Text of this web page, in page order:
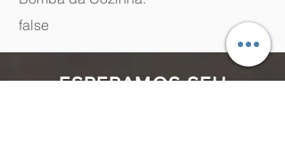
false
ESPERAMOS SEU